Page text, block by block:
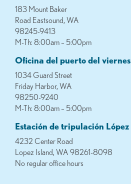
183 Mount Baker
Road Eastsound, WA
98245-9413
M-Th: 8:00am – 5:00pm
Oficina del puerto del viernes
1034 Guard Street
Friday Harbor, WA
98250-9240
M-Th: 8:00am – 5:00pm
Estación de tripulación López
4232 Center Road
Lopez Island, WA 98261-8098
No regular office hours